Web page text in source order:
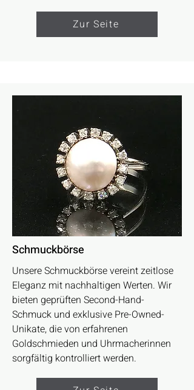
Zur Seite
Schmuckbörse
Unsere Schmuckbörse vereint zeitlose
Eleganz mit nachhaltigen Werten. Wir
bieten geprüften Second-Hand-
Schmuck und exklusive Pre-Owned-
Unikate, die von erfahrenen
Goldschmieden und Uhrmacherinnen
sorgfältig kontrolliert werden.